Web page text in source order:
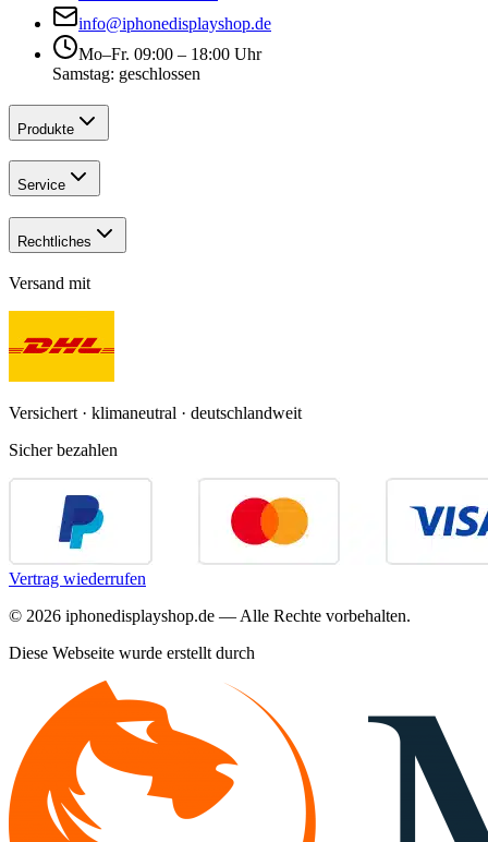
info@iphonedisplayshop.de
Mo–Fr. 09:00 – 18:00 Uhr
Samstag: geschlossen
Produkte
Service
Rechtliches
Versand mit
Versichert · klimaneutral · deutschlandweit
Sicher bezahlen
Vertrag wiederrufen
© 2026 iphonedisplayshop.de — Alle Rechte vorbehalten.
Diese Webseite wurde erstellt durch